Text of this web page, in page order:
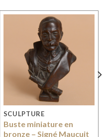
SCULPTURE
Buste miniature en
bronze – Signé Maucuit